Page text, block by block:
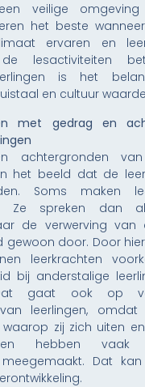
veilige
het beste
ervaren en
lesactiviteiten
is het
en cultuur
met gedrag en
achtergronden
het beeld dat de
Soms maken
Ze spreken dan
de verwerving van
gewoon door. Door
leerkrachten
bij anderstalige
gaat ook op
leerlingen,
zij zich uiten
hebben vaak
Dat